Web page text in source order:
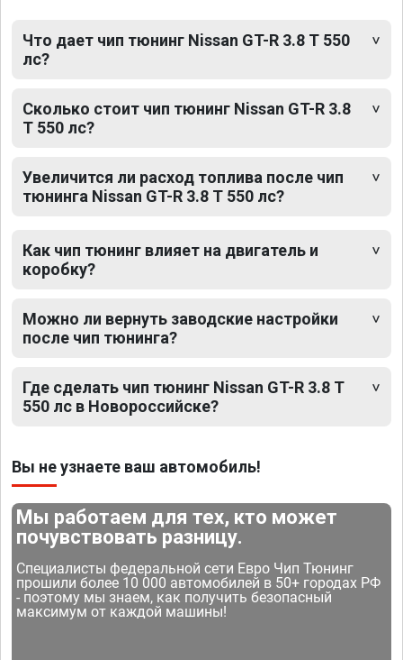
Что дает чип тюнинг Nissan GT-R 3.8 T 550
лс?
Сколько стоит чип тюнинг Nissan GT-R 3.8
T 550 лс?
Увеличится ли расход топлива после чип
тюнинга Nissan GT-R 3.8 T 550 лс?
Как чип тюнинг влияет на двигатель и
коробку?
Можно ли вернуть заводские настройки
после чип тюнинга?
Где сделать чип тюнинг Nissan GT-R 3.8 T
550 лс в Новороссийске?
Вы не узнаете ваш автомобиль!
Мы работаем для тех, кто может
почувствовать разницу.
Специалисты федеральной сети Евро Чип Тюнинг
прошили более 10 000 автомобилей в 50+ городах РФ
- поэтому мы знаем, как получить безопасный
максимум от каждой машины!